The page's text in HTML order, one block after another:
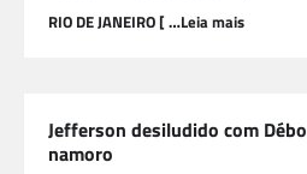
RIO DE JANEIRO [ …Leia mais
Jefferson desiludido com
namoro